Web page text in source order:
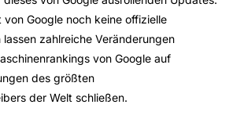
Google noch keine offizielle
zahlreiche Veränderungen
von Google auf
des größten
der Welt schließen.